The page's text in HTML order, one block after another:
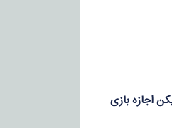
اجازه بازی